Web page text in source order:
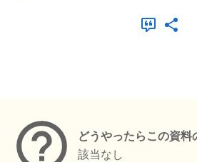
どうやったらこの資料
該当なし